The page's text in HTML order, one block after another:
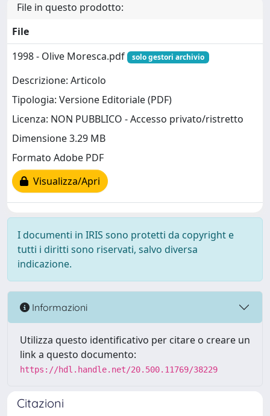
File in questo prodotto:
File
1998 - Olive Moresca.pdf
solo gestori archivio
Descrizione: Articolo
Tipologia: Versione Editoriale (PDF)
Licenza: NON PUBBLICO - Accesso privato/ristretto
Dimensione 3.29 MB
Formato Adobe PDF
Visualizza/Apri
I documenti in IRIS sono protetti da copyright e
tutti i diritti sono riservati, salvo diversa
indicazione.
Informazioni
Utilizza questo identificativo per citare o creare un
link a questo documento:
https://hdl.handle.net/20.500.11769/38229
Citazioni